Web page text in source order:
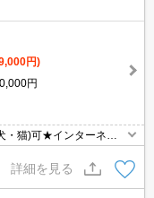
円)
円
・猫)可★インターネッ
スーパーが徒歩圏
詳細を見る